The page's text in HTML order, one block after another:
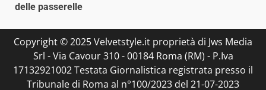
delle passerelle
Copyright © 2025 Velvetstyle.it proprietà di Jws Media
Srl - Via Cavour 310 - 00184 Roma (RM) - P.Iva
17132921002 Testata Giornalistica registrata presso il
Tribunale di Roma al n°100/2023 del 21-07-2023